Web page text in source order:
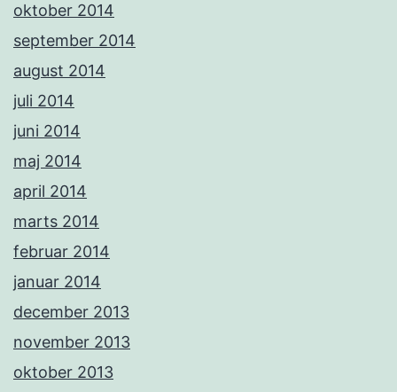
oktober 2014
september 2014
august 2014
juli 2014
juni 2014
maj 2014
april 2014
marts 2014
februar 2014
januar 2014
december 2013
november 2013
oktober 2013